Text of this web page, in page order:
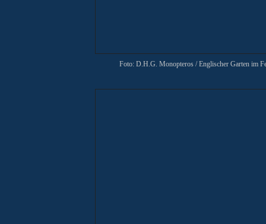
Foto: D.H.G. Monopteros / Englischer Garten im